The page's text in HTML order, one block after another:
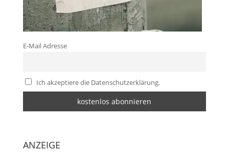
E-Mail Adresse
Ich akzeptiere die Datenschutzerklärung.
ANZEIGE